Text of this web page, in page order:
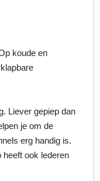
koude en
Liever gepiep dan
je om de
erg handig is.
heeft ook lederen